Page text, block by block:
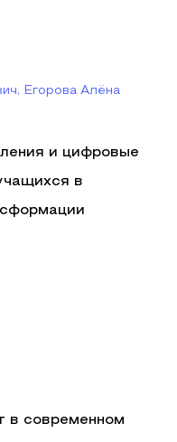
Егорова Алёна
и цифровые
в
в современном